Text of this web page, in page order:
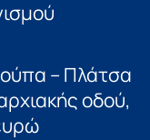
– Πλάτσα
οδού,